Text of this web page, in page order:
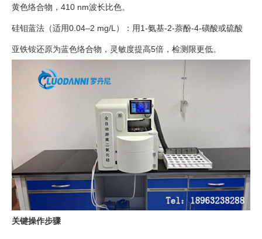
黄色络合物，410 nm波长比色。
硅钼蓝法（适用0.04–2 mg/L）：用1-氨基-2-萘酚-4-磺酸或硫酸
亚铁铵还原为蓝色络合物，灵敏度提高5倍，检测限更低。
关键操作步骤